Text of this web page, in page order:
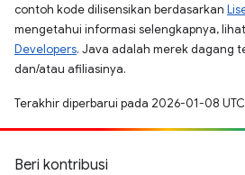
contoh kode dilisensikan berdasarkan
mengetahui informasi selengkapnya, lihat
Developers. Java adalah merek dagang
dan/atau afiliasinya.
Terakhir diperbarui pada 2026-01-08
Beri kontribusi